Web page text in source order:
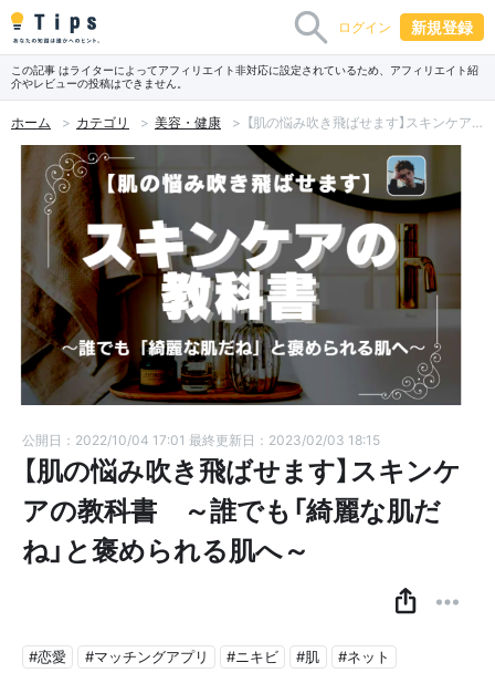
ログイン 新規登録
この記事 はライターによってアフィリエイト非対応に設定されているため、アフィリエイト紹
介やレビューの投稿はできません。
ホーム カテゴリ 美容・健康 【肌の悩み吹き飛ばせます】スキンケアの教科書 ～誰でも「綺麗な肌だね」と褒められる肌へ～
公開日：2022/10/04 17:01 最終更新日：2023/02/03 18:15
【肌の悩み吹き飛ばせます】スキンケ
アの教科書 ～誰でも「綺麗な肌だ
ね」と褒められる肌へ～
#恋愛 #マッチングアプリ #ニキビ #肌 #ネット